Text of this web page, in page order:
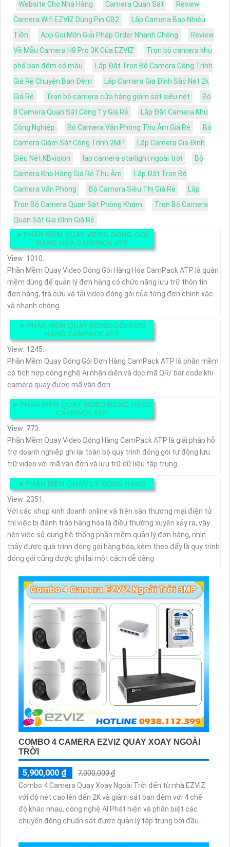
Website Cho Nhà Hàng Camera Quan Sát
Review
Camera Wifi EZVIZ Dùng Pin CB2
Lắp Camera Bao Nhiêu
Tiền
App Gọi Món Giải Pháp Order Nhanh Chóng
Review
Về Mẫu Camera H8 Pro 3K Của EZVIZ
Trọn bộ camera khu
phố ban đêm có màu
Lắp Đặt Trọn Bộ Camera Công Trình
Giá Rẻ Chuyên Ban Đêm
Lắp Camera Gia Đình Sắc Nét 2k
Giá Rẻ
Trọn bộ camera cửa hàng giám sát siêu nét
Bộ
8 Camera Quan Sát Công Ty Giá Rẻ
Lắp Đặt Camera Khu
Công Nghiệp
Bộ Camera Văn Phòng Thu Âm Giá Rẻ
Bộ
Camera Giám Sát Công Trình 2MP
Lắp Camera Gia Đình
Siêu Nét KBvision
lap camera starlight ngoài trời
Bộ
Camera Kho Hàng Giá Rẻ Thu Âm
Lắp Đặt Trọn Bộ
Camera Văn Phòng
Bộ Camera Siêu Thị Giá Rẻ
Lắp
Trọn Bộ Camera Quan Sát Phòng Khám
Trọn Bộ Camera
Quan Sát Gia Đình Giá Rẻ
➤ PHẦN MỀM QUAY VIDEO ĐÓNG GÓI
HÀNG HÓA CAMPACK ATP
View: 1010.
Phần Mềm Quay Video Đóng Gói Hàng Hóa CamPack ATP là quàn
mềm dùng để quản lý đơn hàng có chức năng lưu trữ thôn tin
đơn hàng, tra cứu và tải video đóng gói của từng đơn chính xác
và nhanh chóng
➤ PHẦN MỀM QUAY ĐÓNG GÓI ĐƠN
HÀNG CAMPACK ATP
View: 1245.
Phần Mềm Quay Đóng Gói Đơn Hàng CamPack ATP là phần mềm
có tích hợp công nghệ Ai nhận diện và dọc mã QR/ bar code khi
camera quay được mã vận đơn
➤ PHẦN MỀM QUAY VIDEO ĐÓNG HÀNG
CAMPACK ATP
View: 773.
Phần Mềm Quay Video Đóng Hàng CamPack ATP là giải pháp hỗ
trợ doanh nghiệp ghi lại toàn bộ quy trình đóng gói tự động lưu
trữ video với mã vận đơn và lưu trữ dữ liệu tập trung
➤ PHẦN MỀM QUẢN LÝ ĐÓNG HÀNG
View: 2351.
Với các shop kinh doanh online và trên sàn thương mại điện tử
thì việc bị đánh tráo hàng hóa là điều thường xuyên xảy ra, vậy
nên việc sử dụng hệ thống phần mềm quản lý đơn hàng, nhìn
thấy được quá trình đóng gói hàng hóa, kèm theo đấy là quy trình
đóng gói cũng được ghi lại một cách dễ dàng
COMBO 4 CAMERA EZVIZ QUAY XOAY NGOÀI
TRỜI
5,900,000 ₫
7,000,000 ₫
Combo 4 Camera Quay Xoay Ngoài Trời đến từ nhà EZVIZ
với độ nét cao lên đến 2K và giám sát ban đêm với 4 chế
độ khác nhau, công nghệ AI Phát hiện và phân biệt các
chuyển động chuẩn sát được quản lý tập trung bởi đầu